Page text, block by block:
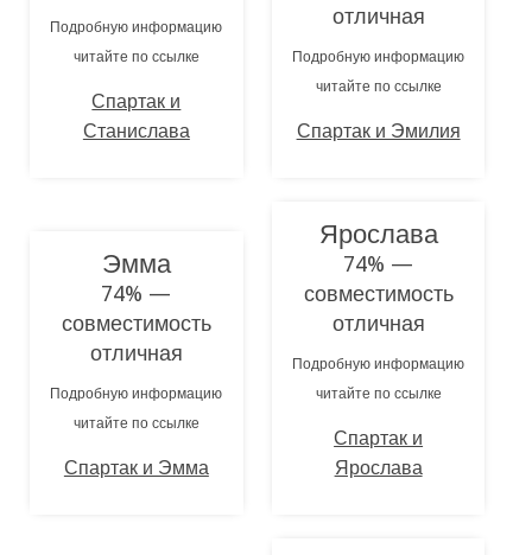
Подробную информацию
читайте по ссылке
Спартак и
Станислава
отличная
Подробную информацию
читайте по ссылке
Спартак и Эмилия
Эмма
74% —
совместимость
отличная
Подробную информацию
читайте по ссылке
Спартак и Эмма
Ярослава
74% —
совместимость
отличная
Подробную информацию
читайте по ссылке
Спартак и
Ярослава